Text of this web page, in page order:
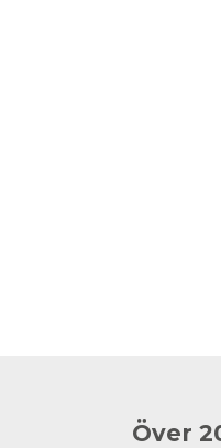
Över